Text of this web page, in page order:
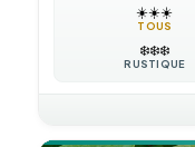
☀️☀️☀️
TOUS
❄️❄️❄️
RUSTIQUE